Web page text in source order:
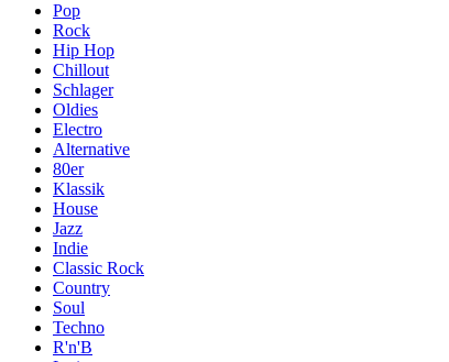
Pop
Rock
Hip Hop
Chillout
Schlager
Oldies
Electro
Alternative
80er
Klassik
House
Jazz
Indie
Classic Rock
Country
Soul
Techno
R'n'B